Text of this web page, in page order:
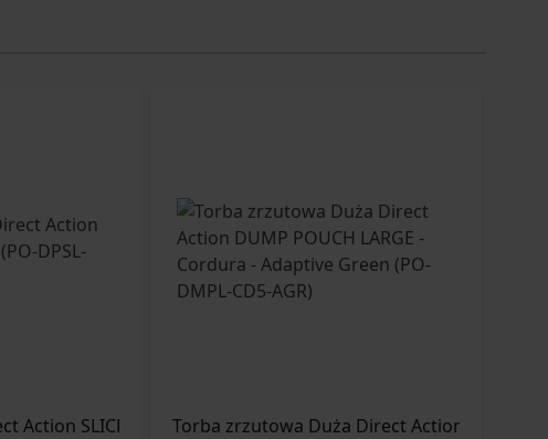
MCM)
Action SLICK Dump Pouch (PO-DPSL-NLN-BLK)
Torba zrzutowa Duża Direct Action DUMP